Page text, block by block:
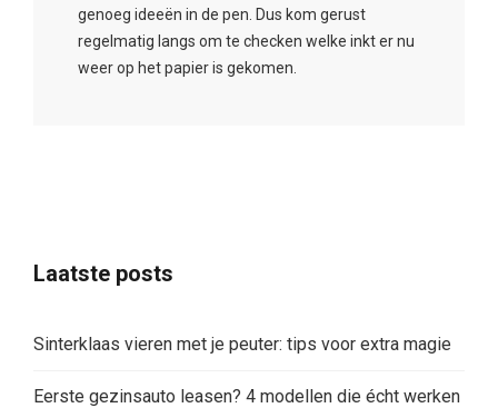
genoeg ideeën in de pen. Dus kom gerust
regelmatig langs om te checken welke inkt er nu
weer op het papier is gekomen.
Laatste posts
Sinterklaas vieren met je peuter: tips voor extra magie
Eerste gezinsauto leasen? 4 modellen die écht werken